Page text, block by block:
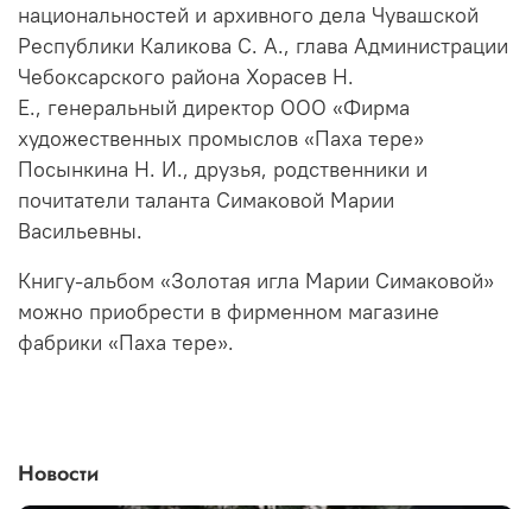
национальностей и архивного дела Чувашской
Республики Каликова С. А., глава Администрации
Чебоксарского района Хорасев Н.
Е., генеральный директор ООО «Фирма
художественных промыслов «Паха тере»
Посынкина Н. И., друзья, родственники и
почитатели таланта Симаковой Марии
Васильевны.
Книгу-альбом «Золотая игла Марии Симаковой»
можно приобрести в фирменном магазине
фабрики «Паха тере».
Новости